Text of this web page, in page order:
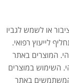
או לשמש לגביו
לייעוץ רפואי.
המוצרים באתר
השימוש במוצרים
באתר